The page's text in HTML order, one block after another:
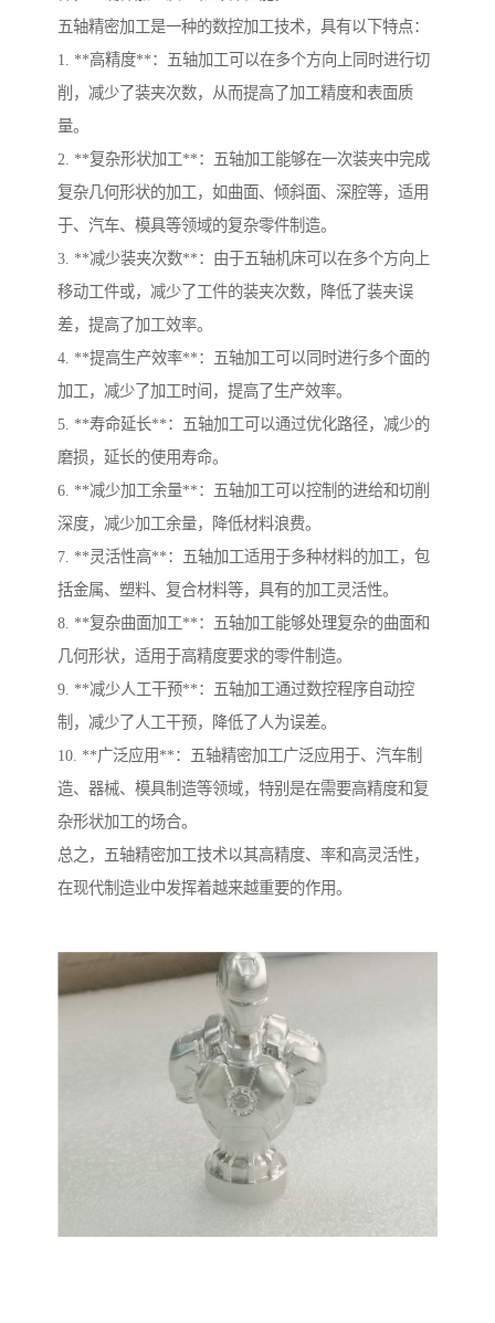
五轴精密加工是一种的数控加工技术，具有以下特点：
1. **高精度**：五轴加工可以在多个方向上同时进行切
削，减少了装夹次数，从而提高了加工精度和表面质
量。
2. **复杂形状加工**：五轴加工能够在一次装夹中完成
复杂几何形状的加工，如曲面、倾斜面、深腔等，适用
于、汽车、模具等领域的复杂零件制造。
3. **减少装夹次数**：由于五轴机床可以在多个方向上
移动工件或，减少了工件的装夹次数，降低了装夹误
差，提高了加工效率。
4. **提高生产效率**：五轴加工可以同时进行多个面的
加工，减少了加工时间，提高了生产效率。
5. **寿命延长**：五轴加工可以通过优化路径，减少的
磨损，延长的使用寿命。
6. **减少加工余量**：五轴加工可以控制的进给和切削
深度，减少加工余量，降低材料浪费。
7. **灵活性高**：五轴加工适用于多种材料的加工，包
括金属、塑料、复合材料等，具有的加工灵活性。
8. **复杂曲面加工**：五轴加工能够处理复杂的曲面和
几何形状，适用于高精度要求的零件制造。
9. **减少人工干预**：五轴加工通过数控程序自动控
制，减少了人工干预，降低了人为误差。
10. **广泛应用**：五轴精密加工广泛应用于、汽车制
造、器械、模具制造等领域，特别是在需要高精度和复
杂形状加工的场合。
总之，五轴精密加工技术以其高精度、率和高灵活性，
在现代制造业中发挥着越来越重要的作用。